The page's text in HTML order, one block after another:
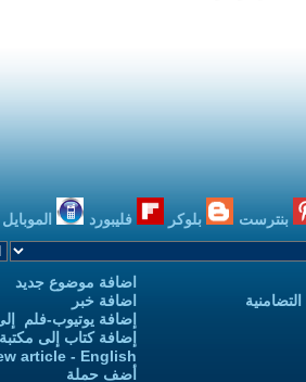
بنترست بلوكر فليبورد الموبايل
اضافة موضوع جديد
اضافة خبر
إضافة يوتيوب-فلم
إضافة كتاب إلى
article - English
أضف حملة